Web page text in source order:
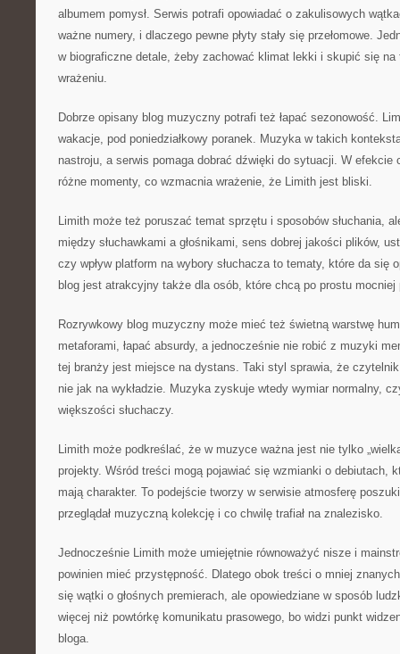
albumem pomysł. Serwis potrafi opowiadać o zakulisowych
ważne numery, i dlaczego pewne płyty stały się przełomowe.
w biograficzne detale, żeby zachować klimat lekki i skupić się
wrażeniu.
Dobrze opisany blog muzyczny potrafi też łapać sezonowość.
wakacje, pod poniedziałkowy poranek. Muzyka w takich
nastroju, a serwis pomaga dobrać dźwięki do sytuacji. W efekcie
różne momenty, co wzmacnia wrażenie, że Limith jest bliski.
Limith może też poruszać temat sprzętu i sposobów słuchania,
między słuchawkami a głośnikami, sens dobrej jakości plików,
czy wpływ platform na wybory słuchacza to tematy, które da się
blog jest atrakcyjny także dla osób, które chcą po prostu mocniej
Rozrywkowy blog muzyczny może mieć też świetną warstwę
metaforami, łapać absurdy, a jednocześnie nie robić z muzyki
tej branży jest miejsce na dystans. Taki styl sprawia, że
nie jak na wykładzie. Muzyka zyskuje wtedy wymiar normalny,
większości słuchaczy.
Limith może podkreślać, że w muzyce ważna jest nie tylko
projekty. Wśród treści mogą pojawiać się wzmianki o debiutach,
mają charakter. To podejście tworzy w serwisie atmosferę
przeglądał muzyczną kolekcję i co chwilę trafiał na znalezisko.
Jednocześnie Limith może umiejętnie równoważyć nisze i
powinien mieć przystępność. Dlatego obok treści o mniej
się wątki o głośnych premierach, ale opowiedziane w sposób
więcej niż powtórkę komunikatu prasowego, bo widzi punkt
bloga.